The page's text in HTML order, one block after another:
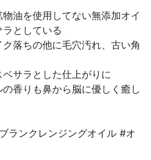
油を使用してない無添加オイ
としている
落ちの他に毛穴汚れ、古い角
サラとした仕上がりに
香りも鼻から脳に優しく癒し
ランクレンジングオイル #オ